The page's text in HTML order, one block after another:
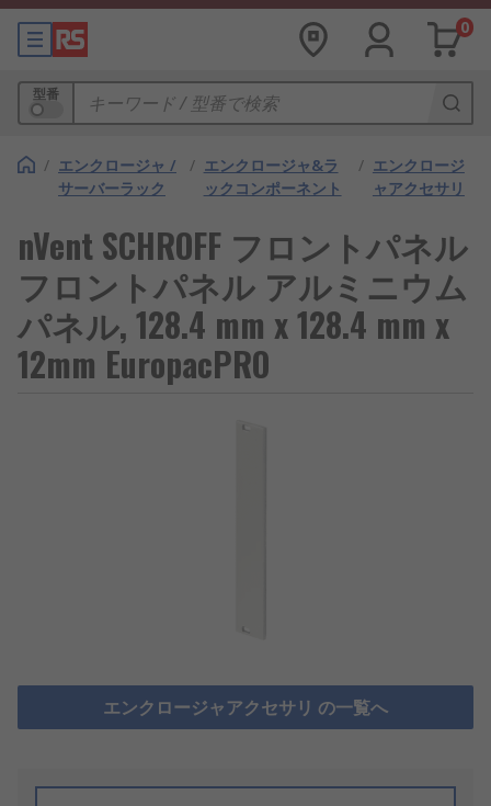
0
型番
/ エンクロージャ /
サーバーラック
/ エンクロージャ&ラ
ックコンポーネント
/ エンクロージ
ャアクセサリ
nVent SCHROFF フロントパネル
フロントパネル アルミニウム
パネル, 128.4 mm x 128.4 mm x
12mm EuropacPRO
エンクロージャアクセサリ の一覧へ